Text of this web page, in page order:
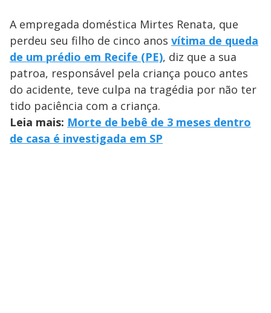
A empregada doméstica Mirtes Renata, que
perdeu seu filho de cinco anos vítima de queda
de um prédio em Recife (PE), diz que a sua
patroa, responsável pela criança pouco antes
do acidente, teve culpa na tragédia por não ter
tido paciência com a criança.
Leia mais: Morte de bebê de 3 meses dentro
de casa é investigada em SP